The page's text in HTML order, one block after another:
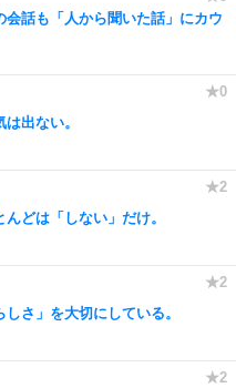
会話も「人から聞いた話」にカウ
出ない。
んどは「しない」だけ。
さ」を大切にしている。